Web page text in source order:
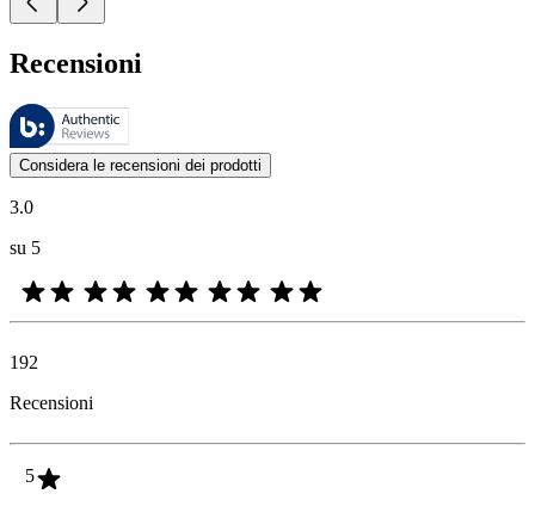
Recensioni
Queste recensioni sono gestite da Bazaarvoice e sono conformi
Le valutazioni dei prodotti e le classificazioni in stelle da parte degli
Considera le recensioni dei prodotti
3.0
su 5
192
Recensioni
5